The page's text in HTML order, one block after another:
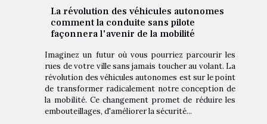
La révolution des véhicules autonomes
comment la conduite sans pilote
façonnera l'avenir de la mobilité
Imaginez un futur où vous pourriez parcourir les
rues de votre ville sans jamais toucher au volant. La
révolution des véhicules autonomes est sur le point
de transformer radicalement notre conception de
la mobilité. Ce changement promet de réduire les
embouteillages, d'améliorer la sécurité...